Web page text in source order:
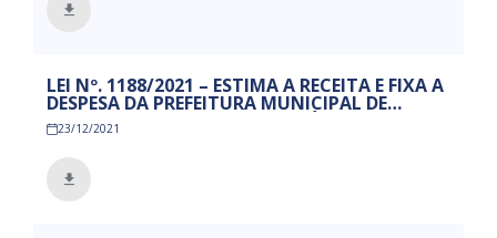
LEI Nº. 1188/2021 – ESTIMA A RECEITA E FIXA A
DESPESA DA PREFEITURA MUNICIPAL DE
MAMANGUAPE, PARA O EXERCÍCIO
ECONOMICO – FINANCEIRO DE 2022, E DÁ
OUTRAS PROVIDÊNCIAS.
23/12/2021